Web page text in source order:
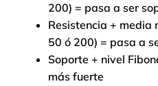
200) = pasa a ser
Resistencia + media
50 ó 200) = pasa a
Soporte + nivel
más fuerte